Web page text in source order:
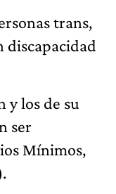
trans,
discapacidad
y los de su
ser
Mínimos,